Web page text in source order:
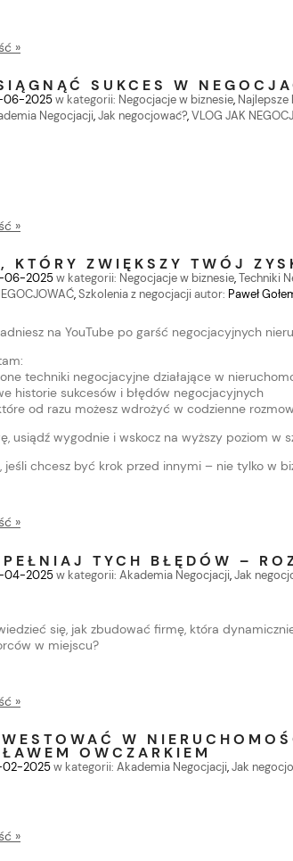
»
SUKCES W
06-2025w kategorii: Negocjacje w biznesie, Najlepsze
Negocjacji,Jak negocjować?,VLOG JAK
»
KTÓRY ZWIĘKSZY TWÓJ
06-2025w kategorii: Negocjacje w biznesie,Techniki
,Szkolenia z negocjacji autor: Paweł
na YouTube po garść negocjacyjnych
techniki negocjacyjne działające w
historie sukcesów i błędów negocjacyjnych
od razu możesz wdrożyć w codzienne
usiądź wygodnie i wskocz na wyższy poziom w
jeśli chcesz być krok przed innymi – nie tylko w
»
TYCH BŁĘDÓW –
04-2025w kategorii: Akademia Negocjacji,Jak
się, jak zbudować firmę, która
w miejscu?
»
W
OWCZARKIEM
2025w kategorii: Akademia Negocjacji,Jak
»